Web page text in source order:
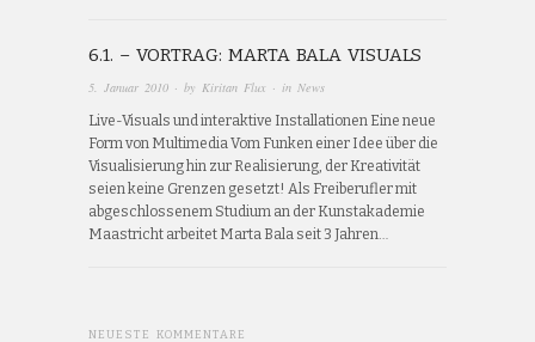
6.1. – VORTRAG: MARTA BALA VISUALS
5. Januar 2010 · by Kiritan Flux · in News
Live-Visuals und interaktive Installationen Eine neue
Form von Multimedia Vom Funken einer Idee über die
Visualisierung hin zur Realisierung, der Kreativität
seien keine Grenzen gesetzt! Als Freiberufler mit
abgeschlossenem Studium an der Kunstakademie
Maastricht arbeitet Marta Bala seit 3 Jahren…
NEUESTE KOMMENTARE